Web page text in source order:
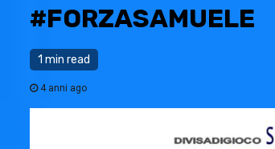
#FORZASAMUELE
1 min read
4 anni ago